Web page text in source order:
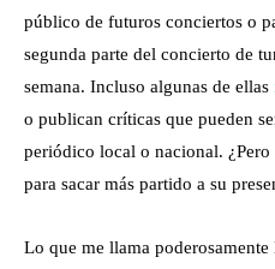
público de futuros conciertos o
segunda parte del concierto de
semana. Incluso algunas de ellas
o publican críticas que pueden
periódico local o nacional. ¿Pero
para sacar más partido a su
Lo que me llama